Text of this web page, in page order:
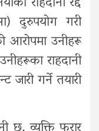
दुरुपयोग गरी
आरोपमा उनीहरू
राहदानी
जारी गर्ने तयारी